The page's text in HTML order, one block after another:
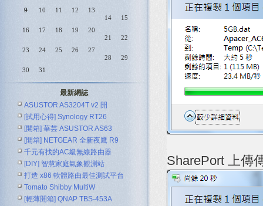
SharePort 上傳
9
10 11 12
13
14
15
16
17 18 19
20
21
22
23
24 25 26
27
28
29
30
31
最新網誌
ASUSTOR AS3204T v2 開
[試用心得] Synology RT26
[開箱] 華芸 ASUSTOR AS63
[開箱] NETGEAR 全新夜鷹 R9
千元有找的AC級無線路由器
ASUS R
[DIY] 智慧家庭氣象觀測站
打造 x86 軟體路由最佳測試平台
Tomato Shibby MultiW
[輕薄開箱] QNAP TBS-453A